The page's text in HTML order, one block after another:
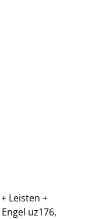
Leisten +
uz176,